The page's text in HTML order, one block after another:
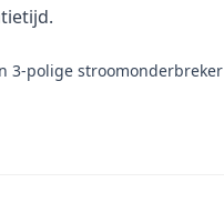
3-polige stroomonderbreker